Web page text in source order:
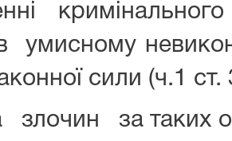
умисному
сили (ч.1
злочин за таких